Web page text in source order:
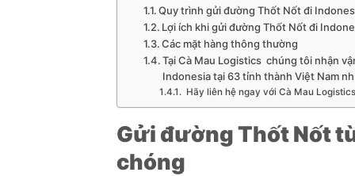
Quy trình gửi đường Thốt Nốt đi
Lợi ích khi gửi đường Thốt Nốt đi
Các mặt hàng thông thường
Tại Cà Mau Logistics chúng tôi nhận
Indonesia tại 63 tỉnh thành Việt Nam
Hãy liên hệ ngay với Cà Mau
Gửi đường Thốt Nốt
chóng